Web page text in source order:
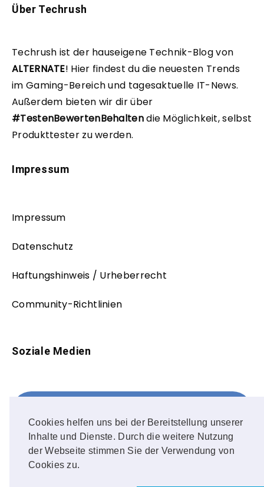
Cookies helfen uns bei der Bereitstellung unserer
Inhalte und Dienste. Durch die weitere Nutzung
der Webseite stimmen Sie der Verwendung von
Cookies zu.
Über Techrush
Techrush ist der hauseigene Technik-Blog von
ALTERNATE! Hier findest du die neuesten Trends
im Gaming-Bereich und tagesaktuelle IT-News.
Außerdem bieten wir dir über
#TestenBewertenBehaltendie Möglichkeit, selbst
Produkttester zu werden.
Impressum
Impressum
Datenschutz
Haftungshinweis / Urheberrecht
Community-Richtlinien
Soziale Medien
FOLLOW ME!
Instagram
OUR PHOTOS!